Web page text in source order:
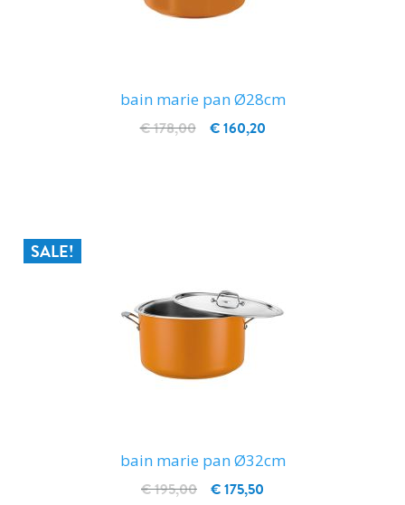
bain marie pan Ø28cm
€ 160,20
€ 178,00
SALE!
bain marie pan Ø32cm
€ 175,50
€ 195,00